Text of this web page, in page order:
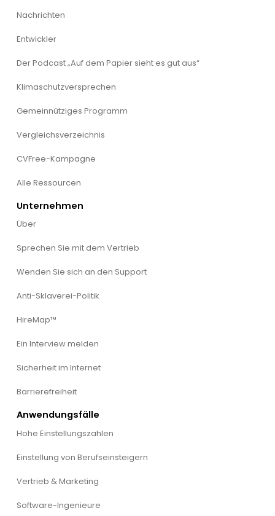
Nachrichten
Entwickler
Der Podcast „Auf dem Papier sieht es gut aus“
Klimaschutzversprechen
Gemeinnütziges Programm
Vergleichsverzeichnis
CVFree-Kampagne
Alle Ressourcen
Unternehmen
Über
Sprechen Sie mit dem Vertrieb
Wenden Sie sich an den Support
Anti-Sklaverei-Politik
HireMap™
Ein Interview melden
Sicherheit im Internet
Barrierefreiheit
Anwendungsfälle
Hohe Einstellungszahlen
Einstellung von Berufseinsteigern
Vertrieb & Marketing
Software-Ingenieure